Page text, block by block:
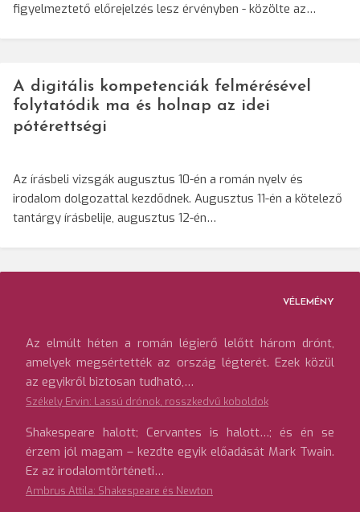
figyelmeztető előrejelzés lesz érvényben - közölte az…
A digitális kompetenciák felmérésével
folytatódik ma és holnap az idei
pótérettségi
Az írásbeli vizsgák augusztus 10-én a román nyelv és
irodalom dolgozattal kezdődnek. Augusztus 11-én a kötelező
tantárgy írásbelije, augusztus 12-én…
VÉLEMÉNY
Az elmúlt héten a román légierő lelőtt három drónt,
amelyek megsértették az ország légterét. Ezek közül
az egyikről biztosan tudható,…
Székely Ervin: Lassú drónok, rosszkedvű koboldok
Shakespeare halott; Cervantes is halott…; és én se
érzem jól magam – kezdte egyik előadását Mark Twain.
Ez az irodalomtörténeti…
Ambrus Attila: Shakespeare és Newton